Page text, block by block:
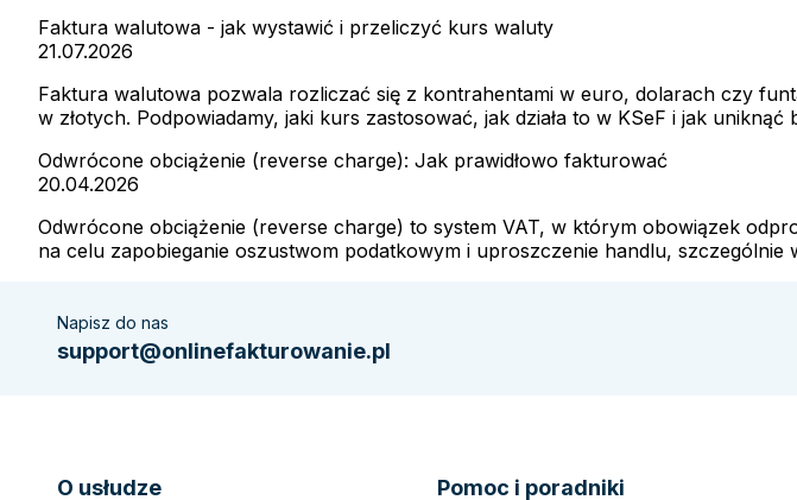
Faktura walutowa - jak wystawić i przeliczyć kurs waluty
21.07.2026
Faktura walutowa pozwala rozliczać się z kontrahentami w euro, dolarach czy
w złotych. Podpowiadamy, jaki kurs zastosować, jak działa to w KSeF i jak
Odwrócone obciążenie (reverse charge): Jak prawidłowo fakturować
20.04.2026
Odwrócone obciążenie (reverse charge) to system VAT, w którym obowiązek
na celu zapobieganie oszustwom podatkowym i uproszczenie handlu, szczególnie
Napisz do nas
support@onlinefakturowanie.pl
O usłudze Pomoc i poradniki